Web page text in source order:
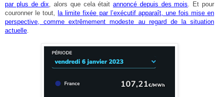
par plus de dix, alors que cela étaitannoncé depuis des mois. Et pour
couronner le tout, la limite fixée par l’exécutif apparaît, une fois mise en
perspective, comme extrêmement modeste au regard de la situation
actuelle.